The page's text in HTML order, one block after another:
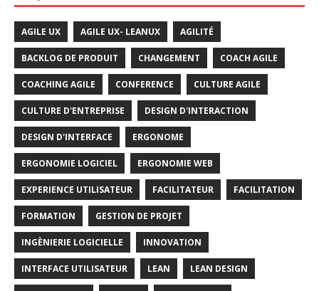
AGILE UX AGILE UX- LEANUX AGILITÉ
BACKLOG DE PRODUIT CHANGEMENT COACH AGILE
COACHING AGILE CONFERENCE CULTURE AGILE
CULTURE D'ENTREPRISE DESIGN D'INTERACTION
DESIGN D'INTERFACE ERGONOME
ERGONOMIE LOGICIEL ERGONOMIE WEB
EXPERIENCE UTILISATEUR FACILITATEUR FACILITATION
FORMATION GESTION DE PROJET
INGÈNIERIE LOGICIELLE INNOVATION
INTERFACE UTILISATEUR LEAN LEAN DESIGN